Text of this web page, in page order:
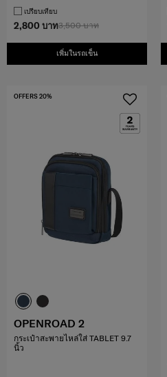
3,500 บาท
2,800 บาท
เพิ่มในรถเข็น
เปรียบเทียบ
OFFERS 20%
OPENROAD 2
กระเป๋าสะพายไหล่ใส่ TABLET 9.7
นิ้ว